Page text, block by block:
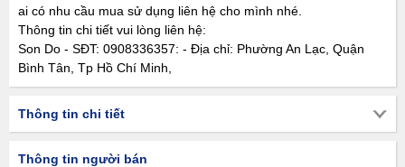
ai có nhu cầu mua sử dụng liên hệ cho mình nhé.
Thông tin chi tiết vui lòng liên hệ:
Son Do - SĐT: 0908336357: - Địa chỉ: Phường An Lạc, Quận
Bình Tân, Tp Hồ Chí Minh,
Thông tin chi tiết
Thông tin người bán